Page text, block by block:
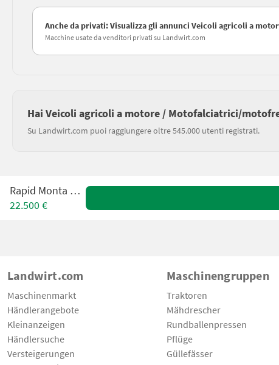
Anche da privati: Visualizza gli annunci Veicoli agricoli a
Macchine usate da venditori privati su Landwirt.com
Hai Veicoli agricoli a motore / Motofalciatrici/
Su Landwirt.com puoi raggiungere oltre 545.000 utenti registrati.
Rapid Monta M161
22.500 €
Landwirt.com
Maschinenmarkt
Händlerangebote
Kleinanzeigen
Händlersuche
Versteigerungen
Maschinengruppen
Traktoren
Mähdrescher
Rundballenpressen
Pflüge
Güllefässer